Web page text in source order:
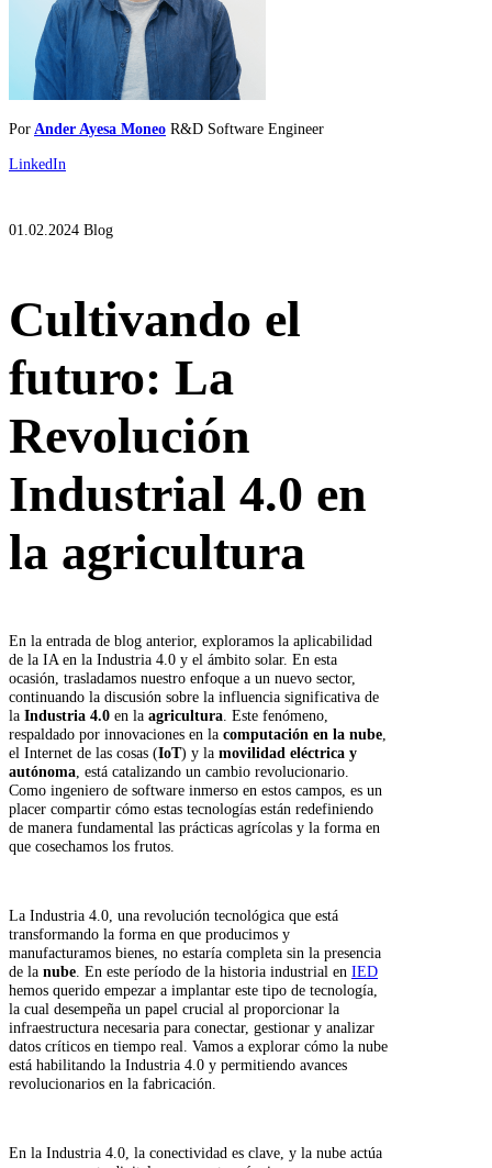
PorAnder Ayesa Moneo R&D Software Engineer
LinkedIn
01.02.2024 Blog
Cultivando el
futuro: La
Revolución
Industrial 4.0 en
la agricultura
En la entrada de blog anterior, exploramos la aplicabilidad
de la IA en la Industria 4.0 y el ámbito solar. En esta
ocasión, trasladamos nuestro enfoque a un nuevo sector,
continuando la discusión sobre la influencia significativa de
la Industria 4.0 en la agricultura . Este fenómeno,
respaldado por innovaciones en la computación en la nube
el Internet de las cosas (IoT) y la movilidad eléctrica y
autónoma , está catalizando un cambio revolucionario.
Como ingeniero de software inmerso en estos campos, es un
placer compartir cómo estas tecnologías están redefiniendo
de manera fundamental las prácticas agrícolas y la forma en
que cosechamos los frutos.
La Industria 4.0, una revolución tecnológica que está
transformando la forma en que producimos y
manufacturamos bienes, no estaría completa sin la presencia
de la nube . En este período de la historia industrial en IED
hemos querido empezar a implantar este tipo de tecnología,
la cual desempeña un papel crucial al proporcionar la
infraestructura necesaria para conectar, gestionar y analizar
datos críticos en tiempo real. Vamos a explorar cómo la nube
está habilitando la Industria 4.0 y permitiendo avances
revolucionarios en la fabricación.
En la Industria 4.0, la conectividad es clave, y la nube actúa